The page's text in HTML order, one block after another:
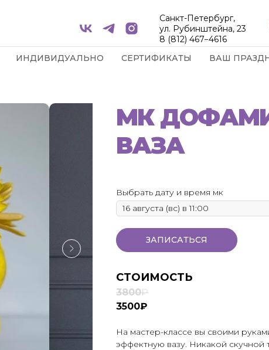
Санкт-Петербург,
ул. Рубинштейна, 23
8 (812) 467−4616
ИНДИВИДУАЛЬНО СЕРТИФИКАТЫ ВАШ
МК
ВАЗА
Выбрать дату и время мк
ЗАПИСАТЬСЯ
СТОИМОСТЬ
3800₽
3500₽
На мастер-классе вы своими
эффектную вазу. Никакой скучной